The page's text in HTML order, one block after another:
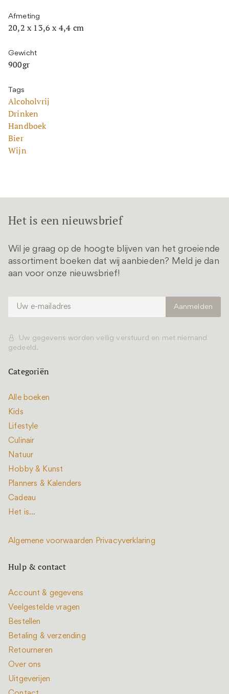
Afmeting
20,2 x 13,6 x 4,4 cm
Gewicht
900gr
Tags
Alcoholvrij
Drinken
Handboek
Bier
Wijn
Het is een nieuwsbrief
Wil je graag op de hoogte blijven van het groeiende
assortiment boeken dat wij aanbieden? Meld je dan
aan voor onze nieuwsbrief!
Uw gegevens worden veilig verstuurd en met niemand
gedeeld.
Categoriën
Alle boeken
Kids
Lifestyle
Culinair
Natuur
Hobby & Kunst
Planners & Kalenders
Cadeau
Het is...
Algemene voorwaarden Privacyverklaring
Hulp & contact
Account & gegevens
Veelgestelde vragen
Bestellen
Betaling & verzending
Retourneren
Over ons
Uitgeverijen